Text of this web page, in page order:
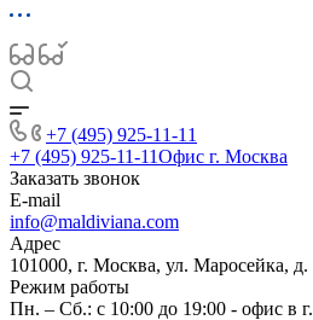
+7 (495) 925-11-11
+7 (495) 925-11-11Офис г. Москва
Заказать звонок
E-mail
info@maldiviana.com
Адрес
101000, г. Москва, ул. Маросейка,
Режим работы
Пн. – Сб.: с 10:00 до 19:00 - офис в